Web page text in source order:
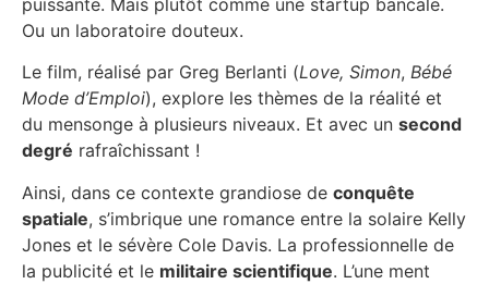
Ou un laboratoire douteux.
Le film, réalisé par Greg Berlanti (Love, Simon, Bébé
Mode d’Emploi), explore les thèmes de la réalité et
du mensonge à plusieurs niveaux. Et avec un second
degré rafraîchissant !
Ainsi, dans ce contexte grandiose de conquête
spatiale, s’imbrique une romance entre la solaire Kelly
Jones et le sévère Cole Davis. La professionnelle de
la publicité et le militaire scientifique. L’une ment